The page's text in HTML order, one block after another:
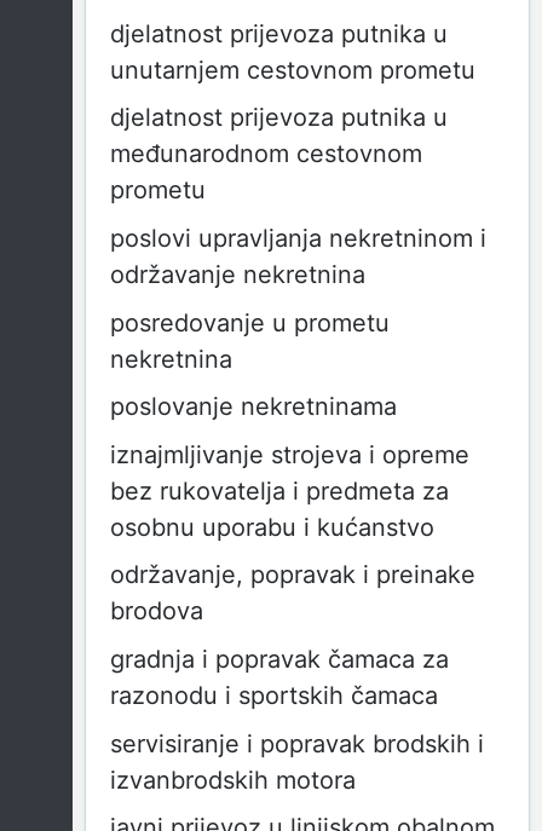
djelatnost prijevoza putnika u
unutarnjem cestovnom prometu
djelatnost prijevoza putnika u
međunarodnom cestovnom
prometu
poslovi upravljanja nekretninom i
održavanje nekretnina
posredovanje u prometu
nekretnina
poslovanje nekretninama
iznajmljivanje strojeva i opreme
bez rukovatelja i predmeta za
osobnu uporabu i kućanstvo
održavanje, popravak i preinake
brodova
gradnja i popravak čamaca za
razonodu i sportskih čamaca
servisiranje i popravak brodskih i
izvanbrodskih motora